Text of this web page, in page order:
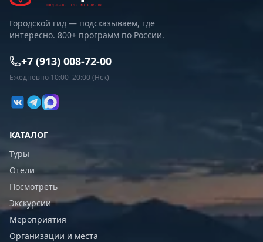
Городской гид — подсказываем, где
интересно. 800+ программ по России.
+7 (913) 008-72-00
Ежедневно 10:00–20:00 (Нск)
КАТАЛОГ
Туры
Отели
Посмотреть
Экскурсии
Мероприятия
Организации и места